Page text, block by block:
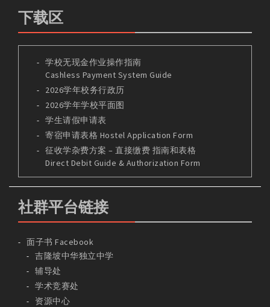
下载区
学校无现金作业操作指南
Cashless Payment System Guide
2026学年校务行政历
2026学年学校平面图
学生请假申请表
寄宿申请表格 Hostel Application Form
征收学杂费方案 – 直接缴费 指南和表格
Direct Debit Guide & Authorization Form
社群平台链接
面子书 Facebook
吉隆坡中华独立中学
辅导处
学术竞赛处
资源中心